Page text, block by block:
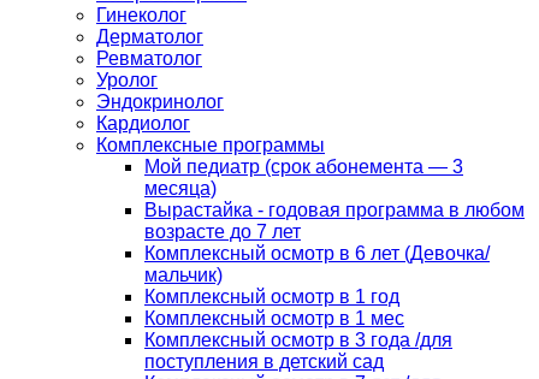
Гинеколог
Дерматолог
Ревматолог
Уролог
Эндокринолог
Кардиолог
Комплексные программы
Мой педиатр (срок абонемента — 3
месяца)
Вырастайка - годовая программа в любом
возрасте до 7 лет
Комплексный осмотр в 6 лет (Девочка/
мальчик)
Комплексный осмотр в 1 год
Комплексный осмотр в 1 мес
Комплексный осмотр в 3 года /для
поступления в детский сад